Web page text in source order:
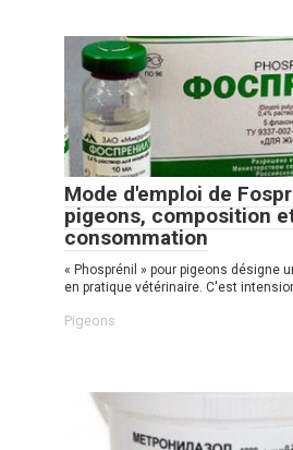
Mode d'emploi de
pigeons, composition
consommation
« Phosprénil » pour pigeons désigne
en pratique vétérinaire. C'est
Pigeons